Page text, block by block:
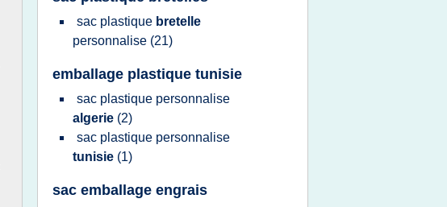
sac plastique bretelle
personnalise (21)
emballage plastique tunisie
sac plastique personnalise
algerie (2)
sac plastique personnalise
tunisie (1)
sac emballage engrais